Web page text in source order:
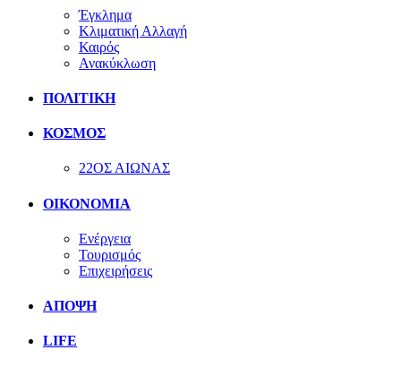
Έγκλημα
Κλιματική Αλλαγή
Καιρός
Ανακύκλωση
ΠΟΛΙΤΙΚΗ
ΚΟΣΜΟΣ
22ΟΣ ΑΙΩΝΑΣ
ΟΙΚΟΝΟΜΙΑ
Ενέργεια
Τουρισμός
Επιχειρήσεις
ΑΠΟΨΗ
LIFE